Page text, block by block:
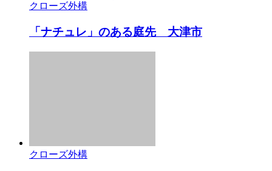
クローズ外構
「ナチュレ」のある庭先 大津市
クローズ外構